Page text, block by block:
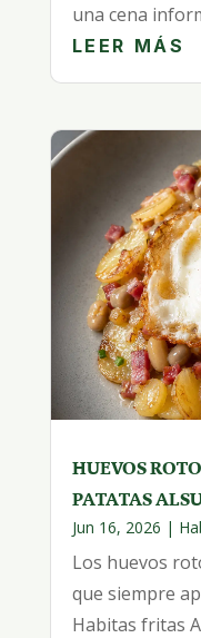
una cena
LEER MÁS
HUEVOS
PATATAS
Jun 16, 2026 |
Los huevos
que siempre
Habitas fritas